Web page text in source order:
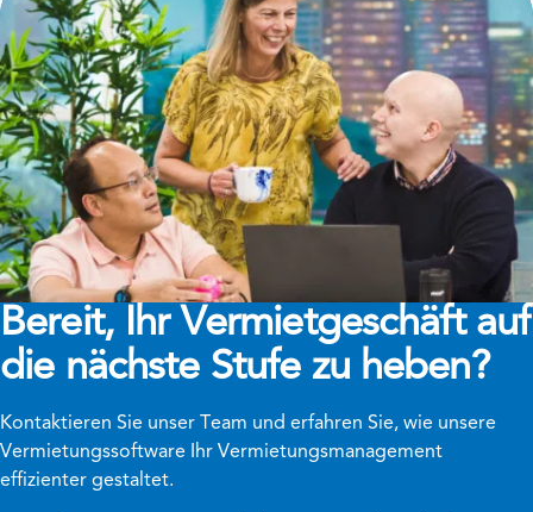
Bereit, Ihr Vermietgeschäft auf
die nächste Stufe zu heben?
Kontaktieren Sie unser Team und erfahren Sie, wie unsere
Vermietungssoftware Ihr Vermietungsmanagement
effizienter gestaltet.